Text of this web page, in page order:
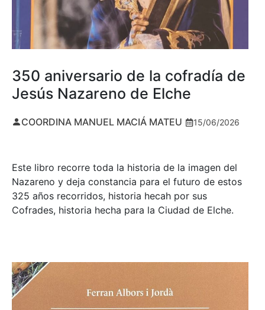
350 aniversario de la cofradía de
Jesús Nazareno de Elche
COORDINA MANUEL MACIÁ MATEU 15/06/2026
Este libro recorre toda la historia de la imagen del
Nazareno y deja constancia para el futuro de estos
325 años recorridos, historia hecah por sus
Cofrades, historia hecha para la Ciudad de Elche.